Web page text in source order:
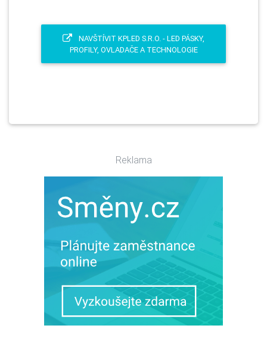
NAVŠTÍVIT KPLED S.R.O. - LED PÁSKY,
PROFILY, OVLADAČE A TECHNOLOGIE
Reklama